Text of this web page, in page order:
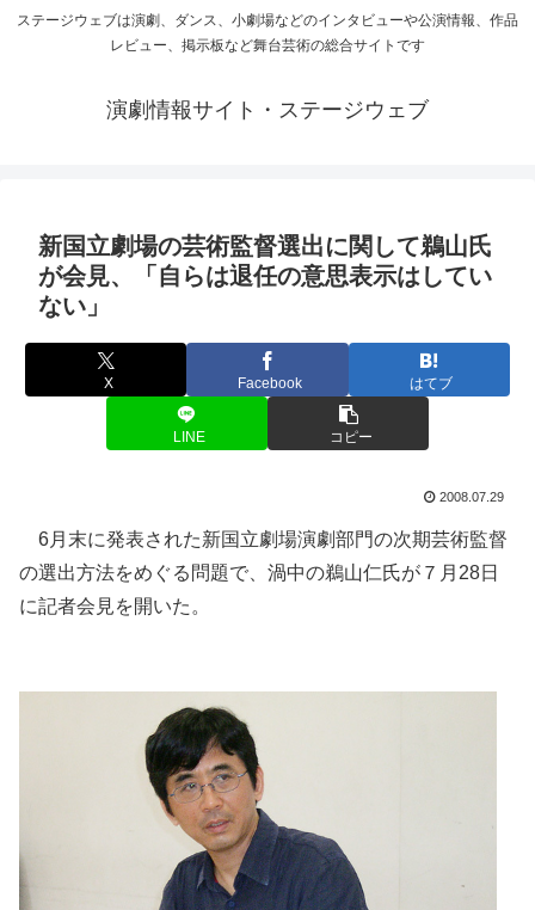
ステージウェブは演劇、ダンス、小劇場などのインタビューや公演情報、作品
レビュー、掲示板など舞台芸術の総合サイトです
演劇情報サイト・ステージウェブ
新国立劇場の芸術監督選出に関して鵜山氏
が会見、「自らは退任の意思表示はしてい
ない」
X Facebook はてブ
LINE コピー
2008.07.29
6月末に発表された新国立劇場演劇部門の次期芸術監督
の選出方法をめぐる問題で、渦中の鵜山仁氏が７月28日
に記者会見を開いた。